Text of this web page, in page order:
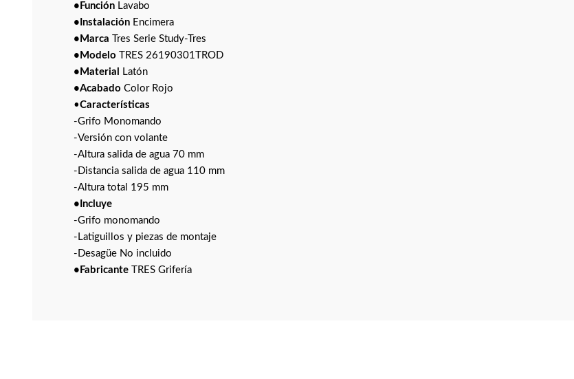
•Función Lavabo
•Instalación Encimera
•Marca Tres Serie Study-Tres
•Modelo TRES 26190301TROD
•Material
Latón
•Acabado Color Rojo
•Características
-Grifo Monomando
-Versión con volante
-Altura salida de agua 70 mm
-Distancia salida de agua 110 mm
-Altura total 195 mm
•Incluye
-Grifo monomando
-Latiguillos y piezas de montaje
-Desagüe No incluido
•Fabricante TRES Grifería